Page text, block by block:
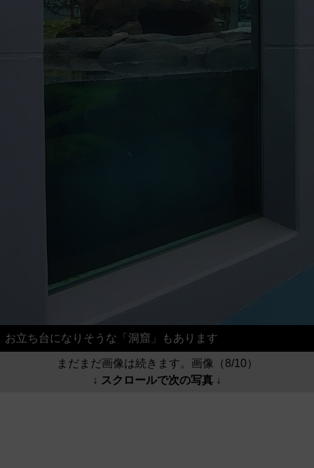
お立ち台になりそうな「洞窟」もあります
まだまだ画像は続きます。画像（8/10）
↓ スクロールで次の写真 ↓